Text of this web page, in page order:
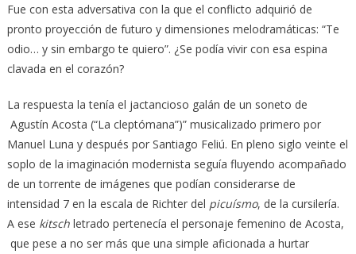
Fue con esta adversativa con la que el conflicto adquirió de
pronto proyección de futuro y dimensiones melodramáticas: “Te
odio… y sin embargo te quiero”. ¿Se podía vivir con esa espina
clavada en el corazón?
La respuesta la tenía el jactancioso galán de un soneto de
Agustín Acosta (“La cleptómana”)” musicalizado primero por
Manuel Luna y después por Santiago Feliú. En pleno siglo veinte el
soplo de la imaginación modernista seguía fluyendo acompañado
de un torrente de imágenes que podían considerarse de
intensidad 7 en la escala de Richter del picuísmo, de la cursilería.
A ese kitschletrado pertenecía el personaje femenino de Acosta,
que pese a no ser más que una simple aficionada a hurtar